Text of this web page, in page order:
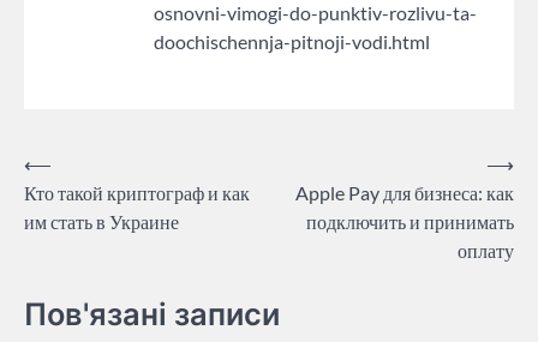
osnovni-vimogi-do-punktiv-rozlivu-ta-
doochischennja-pitnoji-vodi.html
Post
navigation
⟵
Кто такой криптограф и как
им стать в Украине
Apple Pay для бизнеса: как
подключить и принимать
оплату
⟶
Пов'язані записи